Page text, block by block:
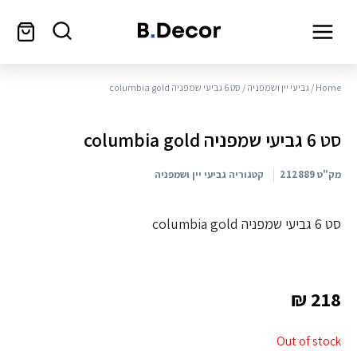
Home
/ גביעי יין ושמפניה / סט 6 גביעי שמפניה columbia gold
סט 6 גביעי שמפניה columbia gold
מק"ט212889 קטגוריה גביעי יין ושמפניה
סט 6 גביעי שמפניה columbia gold
₪ 218
Out of stock